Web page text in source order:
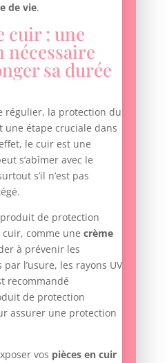
de vie.
cuir : une
nécessaire
sa durée
régulier, la protection du
une étape cruciale dans
le cuir est une
s’abîmer avec le
s’il n’est pas
produit de protection
comme une crème
à prévenir les
l’usure, les rayons UV
recommandé
de protection
assurer une protection
vos pièces en cuir